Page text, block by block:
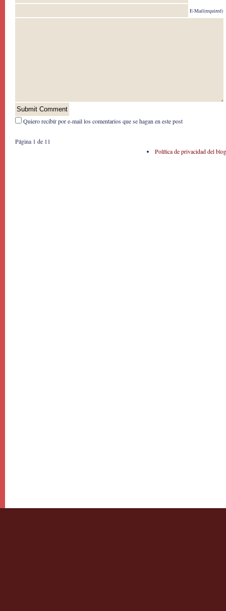
E-Mail(required)
Quiero recibír por e-mail los comentarios que se hagan en este post
Página 1 de 1 1
Política de privacidad del